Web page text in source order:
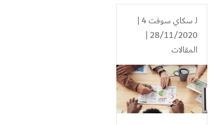
لـسكاي سوفت 4
|
28/11/2020 |
المقالات